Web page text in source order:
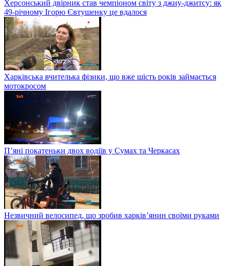
Херсонський двірник став чемпіоном світу з джиу-джитсу: як
49-річному Ігорю Євтушенку це вдалося
Харківська вчителька фізики, що вже шість років займається
мотокросом
П’яні покатеньки двох водіїв у Сумах та Черкасах
Незвичний велосипед, що зробив харків’янин своїми руками